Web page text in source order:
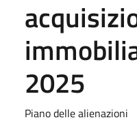
2025
Piano delle alienazioni